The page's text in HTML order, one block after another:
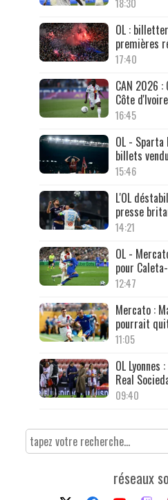
OL :
premières
17:40
CAN 2026 :
Côte
16:45
OL -
billets
15:46
L'OL
presse
14:21
OL -
pour
12:47
Mercato :
pourrait
11:05
OL
Real
09:40
réseaux